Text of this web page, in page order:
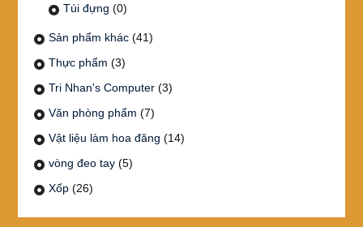
Túi đựng (0)
Sản phẩm khác (41)
Thực phẩm (3)
Tri Nhan's Computer (3)
Văn phòng phẩm (7)
Vật liệu làm hoa đăng (14)
vòng đeo tay (5)
Xốp (26)